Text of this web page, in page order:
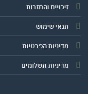
זיכויים והחזרות
תנאי שימוש
מדיניות הפרטיות
מדיניות תשלומים